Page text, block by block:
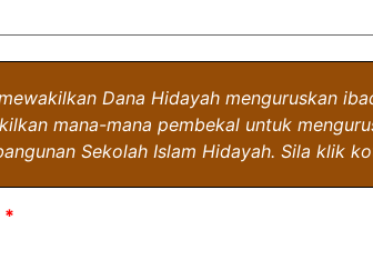
Dana Hidayah menguruskan
mana-mana pembekal untuk
Sekolah Islam Hidayah. Sila klik
*